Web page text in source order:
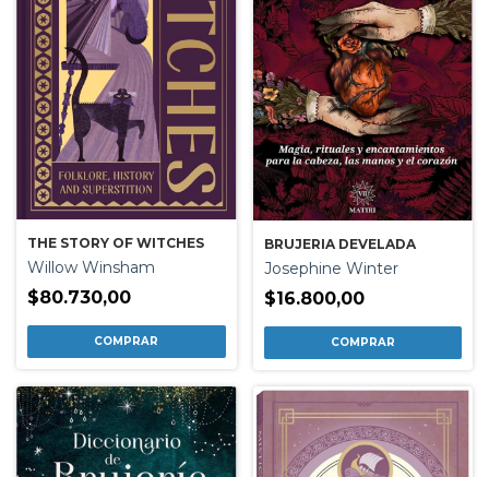
THE STORY OF WITCHES
Willow Winsham
$80.730,00
BRUJERIA DEVELADA
Josephine Winter
$16.800,00